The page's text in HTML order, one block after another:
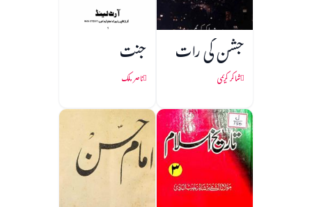
جشن کی رات
شاکر کریمی
جنت
ناصر ملک